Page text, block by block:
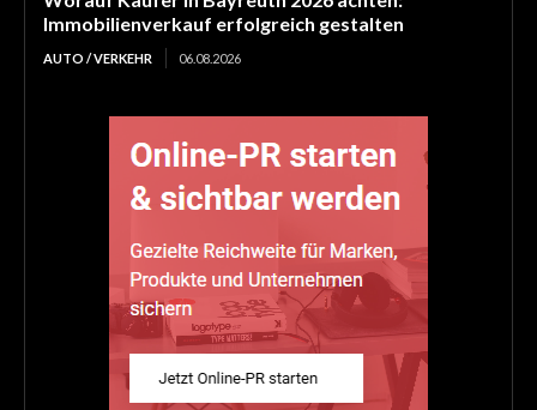
Immobilienverkauf erfolgreich gestalten
AUTO / VERKEHR 06.08.2026